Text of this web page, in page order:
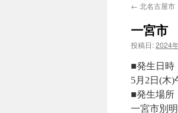
← 北名古屋市
一宮市
投稿日:2024
■発生日時
5月2日(木)
■発生場所
一宮市別